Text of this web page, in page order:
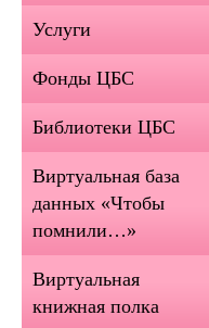
Услуги
Фонды ЦБС
Библиотеки ЦБС
Виртуальная база
данных «Чтобы
помнили…»
Виртуальная
книжная полка